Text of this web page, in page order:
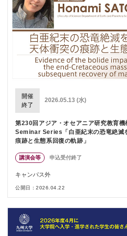
開催
終了
2026.05.13 (水)
第230回アジア・オセアニア研究教育
Seminar Series「白亜紀末の恐竜絶滅
痕跡と生態系回復の軌跡」
講演会等 申込受付終了
キャンパス外
公開日：2026.04.22